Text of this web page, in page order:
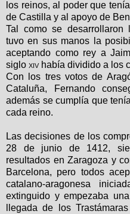
los reinos, al poder que
de Castilla y al apoyo de
Tal como se desarrollaron
tuvo en sus manos la
aceptando como rey a
siglo xiv había dividido a los
Con los tres votos de
Cataluña, Fernando
además se cumplía que
cada reino.
Las decisiones de los
28 de junio de 1412,
resultados en Zaragoza y
Barcelona, pero todos
catalano-aragonesa
extinguido y empezaba
llegada de los